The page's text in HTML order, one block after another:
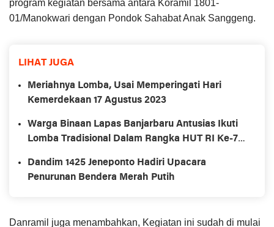
program kegiatan bersama antara Koramil 1801-
01/Manokwari dengan Pondok Sahabat Anak Sanggeng.
LIHAT JUGA
Meriahnya Lomba, Usai Memperingati Hari
Kemerdekaan 17 Agustus 2023
Warga Binaan Lapas Banjarbaru Antusias Ikuti
Lomba Tradisional Dalam Rangka HUT RI Ke-78
Dandim 1425 Jeneponto Hadiri Upacara
Penurunan Bendera Merah Putih
Danramil juga menambahkan, Kegiatan ini sudah di mulai